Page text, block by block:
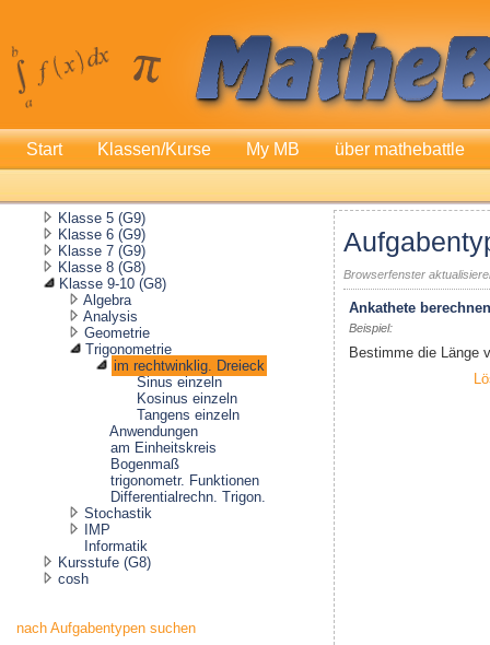
Start Klassen/Kurse My MB über mathebattle
Klasse 5 (G9)
Klasse 6 (G9)
Klasse 7 (G9)
Klasse 8 (G8)
Klasse 9-10 (G8)
Algebra
Analysis
Geometrie
Trigonometrie
im rechtwinklig. Dreieck
Sinus einzeln
Kosinus einzeln
Tangens einzeln
Anwendungen
am Einheitskreis
Bogenmaß
trigonometr. Funktionen
Differentialrechn. Trigon.
Stochastik
IMP
Informatik
Kursstufe (G8)
cosh
nach Aufgabentypen suchen
Browserfenster
Ankathete berechnen
Beispiel:
Bestimme die Länge